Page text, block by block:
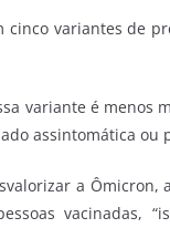
variantes de
variante é menos
assintomática ou
a Ômicron,
vacinadas,